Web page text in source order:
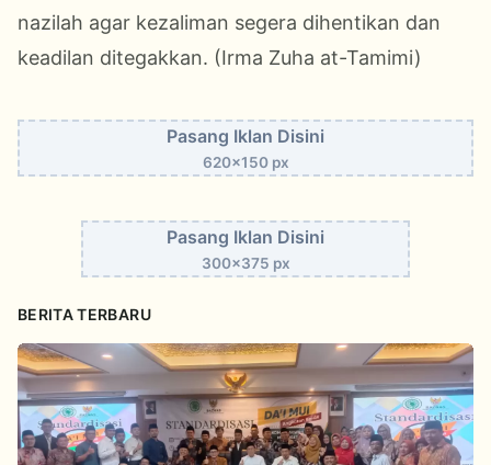
nazilah agar kezaliman segera dihentikan dan
keadilan ditegakkan. (Irma Zuha at-Tamimi)
Pasang Iklan Disini
620x150 px
Pasang Iklan Disini
300x375 px
BERITA TERBARU